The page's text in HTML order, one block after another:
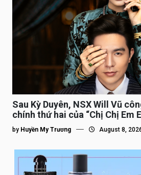
Sau Kỳ Duyên, NSX Will Vũ
chính thứ hai của “Chị Chị Em
by Huyền My Trương August 8,